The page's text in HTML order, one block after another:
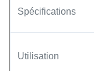
Spécifications
Utilisation